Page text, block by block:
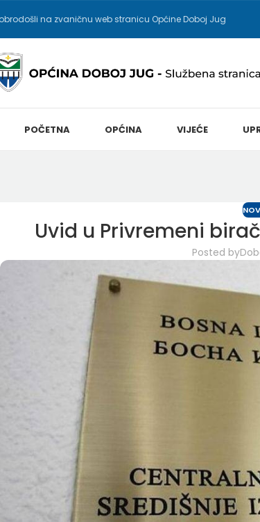
na zvaničnu web stranicu Općine Doboj Jug
POČETNA OPĆINA VIJEĆE
Uvid u Privremeni
Posted by